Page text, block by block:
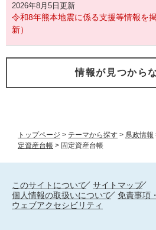
トップページ > テーマから探す > 県政情報
定資産台帳 > 固定資産台帳
2026年8月5日更新
令和8年熊本地震に係る支援等情報を
新）
情報が見つから
このサイトについて
サイトマップ
個人情報の取扱いについて
免責事項
ウェブアクセシビリティ